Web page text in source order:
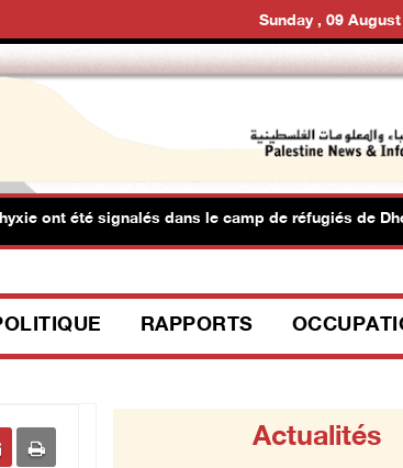
Sunday , 09
ont été signalés dans le camp de réfugiés de
RAPPORTS
Actualités